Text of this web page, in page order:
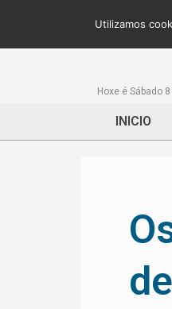
Hoxe é Sábado
INICIO
Utilizamos